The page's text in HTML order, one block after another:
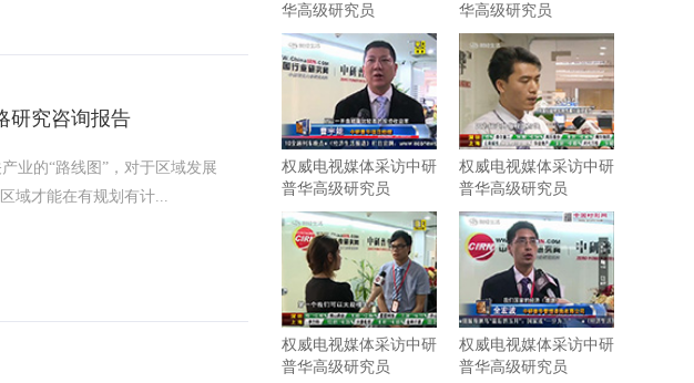
研究咨询报告
业的“路线图”，对于区域发展
域才能在有规划有计...
华高级研究员
华高级研究员
权威电视媒体采访中研
普华高级研究员
权威电视媒体采访中研
普华高级研究员
权威电视媒体采访中研
普华高级研究员
权威电视媒体采访中研
普华高级研究员